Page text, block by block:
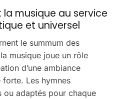
la musique au service
et universel
le summum des
musique joue un rôle
d’une ambiance
forte. Les hymnes
ou adaptés pour chaque